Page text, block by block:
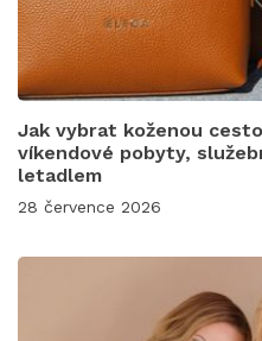
Jak vybrat koženou
víkendové pobyty,
letadlem
28 července 2026